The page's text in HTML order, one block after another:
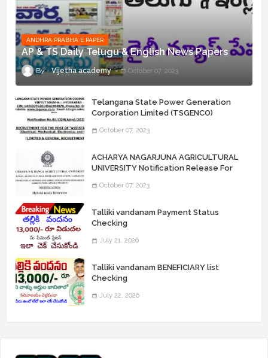
ANDHRA PRABHA E PAPER
AP & TS Daily Telugu & English News Papers
Vijetha academy October 07, 2023
Telangana State Power Generation
Corporation Limited (TSGENCO)
“Assistant Engineers" Posts
October 07, 2023
ACHARYA NAGARJUNA AGRICULTURAL
UNIVERSITY Notification Release For
October 07, 2023
Talliki vandanam Payment Status
Checking
July 21, 2026
Talliki vandanam BENEFICIARY list
Checking
July 22, 2026